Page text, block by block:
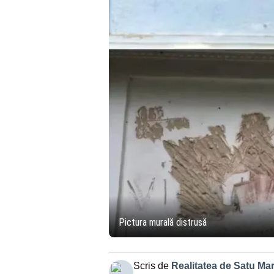
Pictura murală distrusă
Scris de Realitatea de Satu